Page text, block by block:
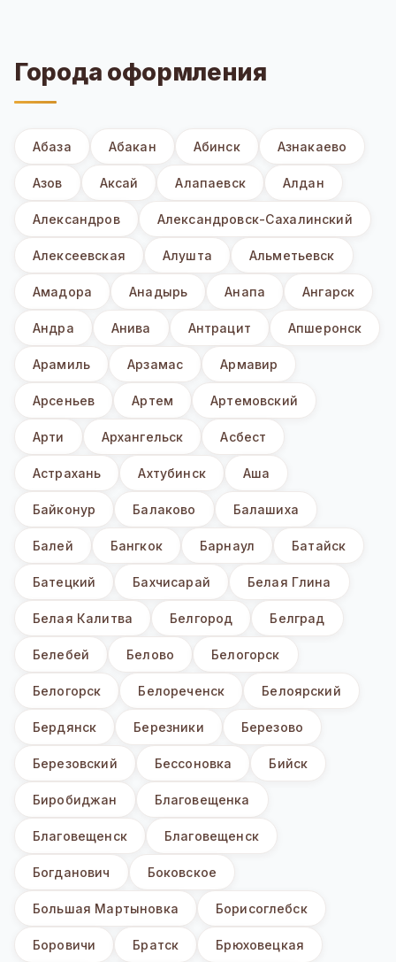
Города оформления
Абаза Абакан Абинск Азнакаево
Азов Аксай Алапаевск Алдан
Александров Александровск-Сахалинский
Алексеевская Алушта Альметьевск
Амадора Анадырь Анапа Ангарск
Андра Анива Антрацит Апшеронск
Арамиль Арзамас Армавир
Арсеньев Артем Артемовский
Арти Архангельск Асбест
Астрахань Ахтубинск Аша
Байконур Балаково Балашиха
Балей Бангкок Барнаул Батайск
Батецкий Бахчисарай Белая Глина
Белая Калитва Белгород Белград
Белебей Белово Белогорск
Белогорск Белореченск Белоярский
Бердянск Березники Березово
Березовский Бессоновка Бийск
Биробиджан Благовещенка
Благовещенск Благовещенск
Богданович Боковское
Большая Мартыновка Борисоглебск
Боровичи Братск Брюховецкая